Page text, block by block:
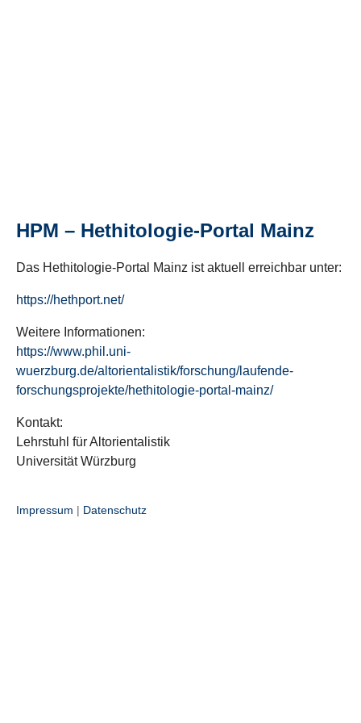
HPM – Hethitologie-Portal Mainz
Das Hethitologie-Portal Mainz ist aktuell erreichbar unter:
https://hethport.net/
Weitere Informationen:
https://www.phil.uni-
wuerzburg.de/altorientalistik/forschung/laufende-
forschungsprojekte/hethitologie-portal-mainz/
Kontakt:
Lehrstuhl für Altorientalistik
Universität Würzburg
Impressum | Datenschutz